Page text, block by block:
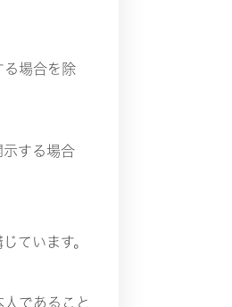
る場合を除
する場合
ています。
であること